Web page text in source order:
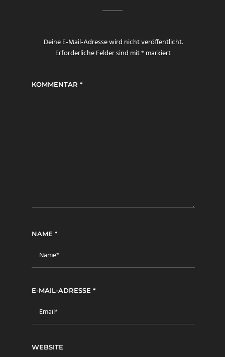
Deine E-Mail-Adresse wird nicht veröffentlicht.
Erforderliche Felder sind mit*markiert
KOMMENTAR *
NAME *
E-MAIL-ADRESSE *
WEBSITE